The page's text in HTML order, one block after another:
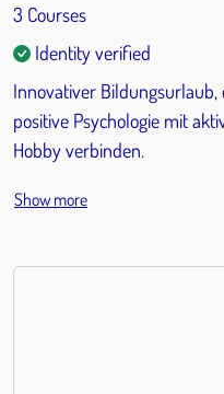
Innovativer
positive Psychologie mit
Hobby verbinden.
Show more
3 Courses
Identity verified